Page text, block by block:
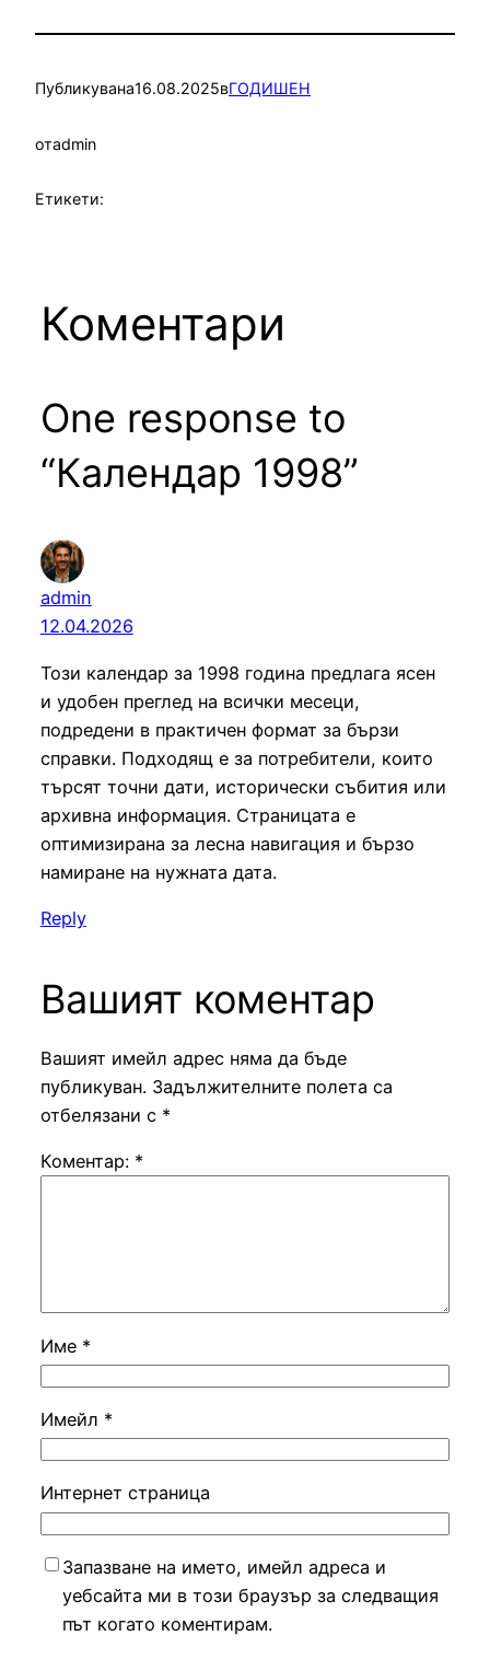
Публикувана16.08.2025вГОДИШЕН
отadmin
Етикети:
Коментари
One response to
“Календар 1998”
admin
12.04.2026
Този календар за 1998 година предлага ясен
и удобен преглед на всички месеци,
подредени в практичен формат за бързи
справки. Подходящ е за потребители, които
търсят точни дати, исторически събития или
архивна информация. Страницата е
оптимизирана за лесна навигация и бързо
намиране на нужната дата.
Reply
Вашият коментар
Вашият имейл адрес няма да бъде
публикуван. Задължителните полета са
отбелязани с *
Коментар: *
Име *
Имейл *
Интернет страница
Запазване на името, имейл адреса и
уебсайта ми в този браузър за следващия
път когато коментирам.